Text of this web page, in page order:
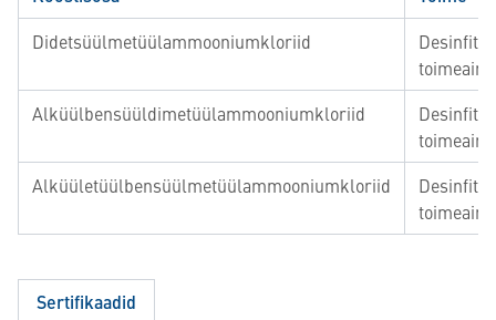
Didetsüülmetüülammooniumkloriid
Alküülbensüüldimetüülammooniumkloriid
Alküületüülbensüülmetüülammooniumkloriid
Sertifikaadid